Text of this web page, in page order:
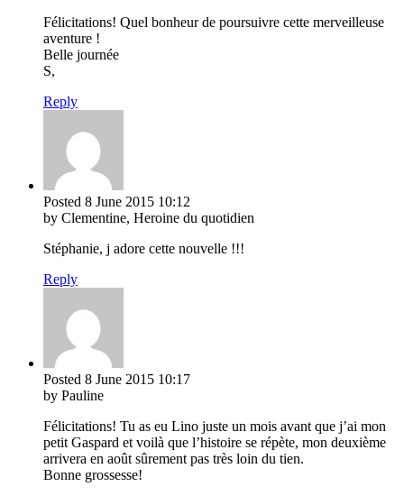
Félicitations! Quel bonheur de poursuivre cette merveilleuse
aventure !
Belle journée
S,
Reply
Posted 8 June 2015 10:12
by Clementine, Heroine du quotidien
Stéphanie, j adore cette nouvelle !!!
Reply
Posted 8 June 2015 10:17
by Pauline
Félicitations! Tu as eu Lino juste un mois avant que j’ai mon
petit Gaspard et voilà que l’histoire se répète, mon deuxième
arrivera en août sûrement pas très loin du tien.
Bonne grossesse!